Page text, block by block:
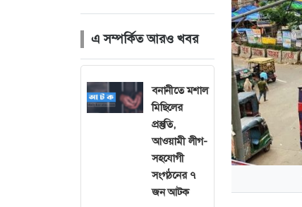
এ সম্পর্কিত আরও খবর
বনানীতে মশাল
মিছিলের
প্রস্তুতি,
আওয়ামী লীগ-
সহযোগী
সংগঠনের ৭
জন আটক